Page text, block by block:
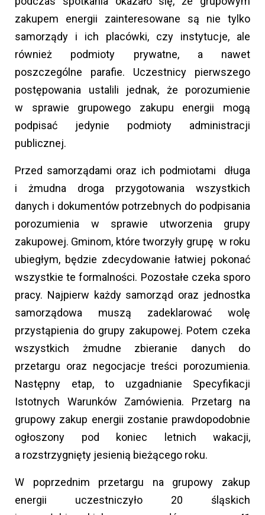
zakupem energii zainteresowane są nie tylko
samorządy i ich placówki, czy instytucje, ale
również podmioty prywatne, a nawet
poszczególne parafie. Uczestnicy pierwszego
postępowania ustalili jednak, że porozumienie
w sprawie grupowego zakupu energii mogą
podpisać jedynie podmioty administracji
publicznej.
Przed samorządami oraz ich podmiotami długa
i żmudna droga przygotowania wszystkich
danych i dokumentów potrzebnych do podpisania
porozumienia w sprawie utworzenia grupy
zakupowej. Gminom, które tworzyły grupę w roku
ubiegłym, będzie zdecydowanie łatwiej pokonać
wszystkie te formalności. Pozostałe czeka sporo
pracy. Najpierw każdy samorząd oraz jednostka
samorządowa muszą zadeklarować wolę
przystąpienia do grupy zakupowej. Potem czeka
wszystkich żmudne zbieranie danych do
przetargu oraz negocjacje treści porozumienia.
Następny etap, to uzgadnianie Specyfikacji
Istotnych Warunków Zamówienia. Przetarg na
grupowy zakup energii zostanie prawdopodobnie
ogłoszony pod koniec letnich wakacji,
a rozstrzygnięty jesienią bieżącego roku.
W poprzednim przetargu na grupowy zakup
energii uczestniczyło 20 śląskich